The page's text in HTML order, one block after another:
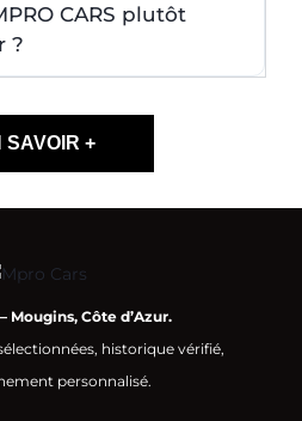
CARS plutôt
?
SAVOIR +
Mougins, Côte d’Azur.
historique vérifié,
personnalisé.